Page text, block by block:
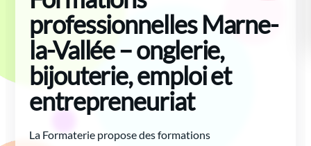
professionnelles Marne-
la-Vallée – onglerie,
bijouterie, emploi et
entrepreneuriat
La Formaterie propose des formations